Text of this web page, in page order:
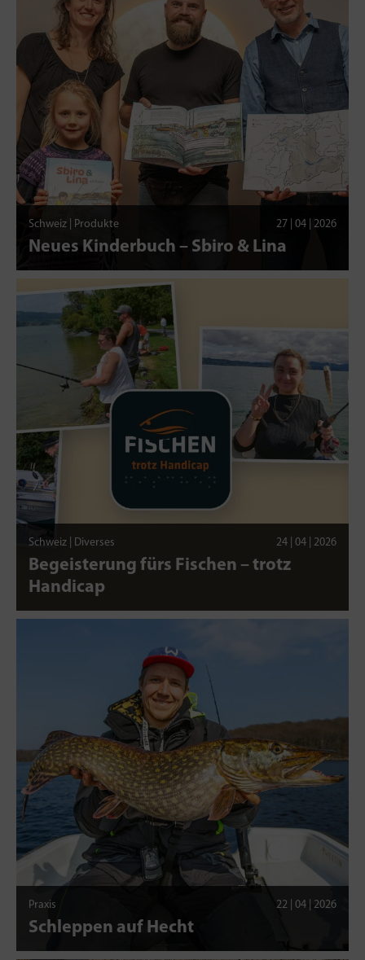
Schweiz | Produkte 27 | 04 | 2026
Neues Kinderbuch – Sbiro & Lina
Schweiz | Diverses 24 | 04 | 2026
Begeisterung fürs Fischen – trotz
Handicap
Praxis 22 | 04 | 2026
Schleppen auf Hecht